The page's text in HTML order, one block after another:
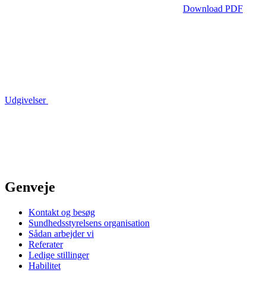
Download PDF
Udgivelser
Genveje
Kontakt og besøg
Sundhedsstyrelsens organisation
Sådan arbejder vi
Referater
Ledige stillinger
Habilitet